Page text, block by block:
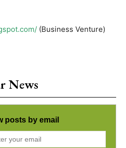
(Business Venture)
News
posts by email